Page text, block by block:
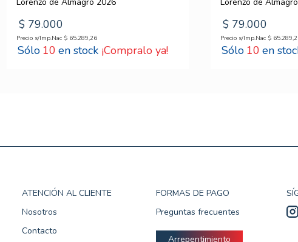
$ 79.000
Precio s/Imp.Nac $ 65.289,26
10 ¡Compralo ya!
$ 79.000
Precio s/Imp.Nac $ 65.289,
10
ATENCIÓN AL CLIENTE
Nosotros
Contacto
FORMAS DE PAGO
Preguntas frecuentes
Arrepentimiento